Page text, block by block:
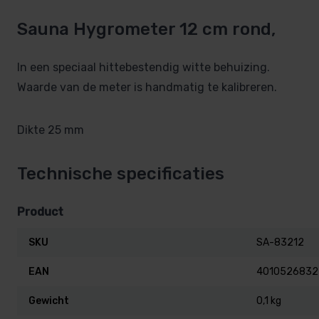
Sauna Hygrometer 12 cm rond,
In een speciaal hittebestendig witte behuizing.
Waarde van de meter is handmatig te kalibreren.
Dikte 25 mm
Technische specificaties
Product
SKU SA-83212
EAN
Gewicht 0,1 kg